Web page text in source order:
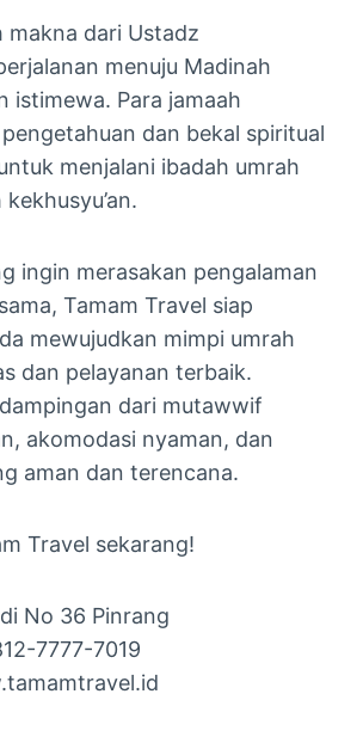
makna dari Ustadz
menuju Madinah
istimewa. Para jamaah
dan bekal spiritual
menjalani ibadah umrah
ingin merasakan pengalaman
Tamam Travel siap
mewujudkan mimpi umrah
dan pelayanan terbaik.
dari mutawwif
akomodasi nyaman, dan
aman dan terencana.
Travel sekarang!
No 36 Pinrang
7777-7019